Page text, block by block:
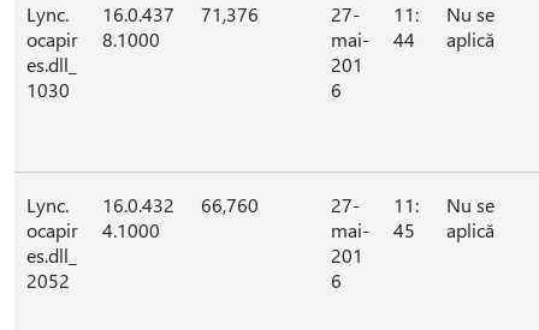
Lync.
ocapir
es.dll_
1030
16.0.437
8.1000
71,376
27-
mai-
201
6
11:
44
Nu se
aplică
Lync.
ocapir
es.dll_
2052
16.0.432
4.1000
66,760
27-
mai-
201
6
11:
45
Nu se
aplică